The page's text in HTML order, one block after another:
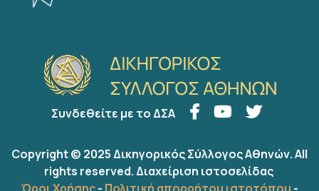
Συνδεθείτε με το ΔΣΑ
Copyright © 2025 Δικηγορικός Σύλλογος Αθηνών. All
rights reserved.Διαχείριση ιστοσελίδας